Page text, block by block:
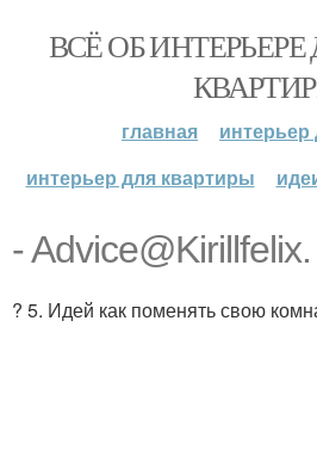
ВСЁ ОБ
главная
интерьер для квартиры
- Advice@Kirillfelix.
? 5. Идей как поменять свою